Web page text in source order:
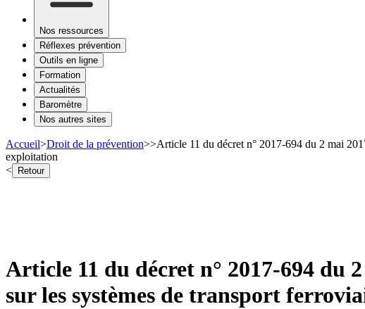
Nos ressources
Réflexes prévention
Outils en ligne
Formation
Actualités
Baromètre
Nos autres sites
Accueil>Droit de la prévention>>Article 11 du décret n° 2017-694 du 2 mai
exploitation
< Retour
Article 11 du décret n° 2017-694
sur les systèmes de transport